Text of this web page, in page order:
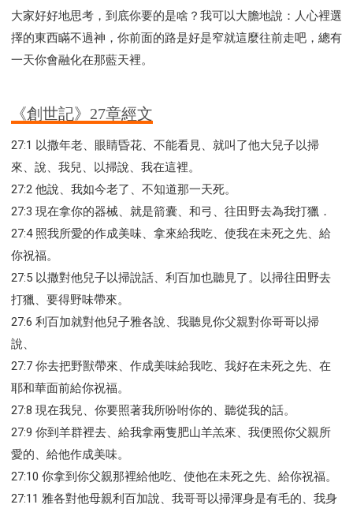
大家好好地思考，到底你要的是啥？我可以大膽地說：人心裡選
擇的東西瞞不過神，你前面的路是好是窄就這麼往前走吧，總有
一天你會融化在那藍天裡。
《創世記》27章經文
27:1 以撒年老、眼睛昏花、不能看見、就叫了他大兒子以掃
來、說、我兒、以掃說、我在這裡。
27:2 他說、我如今老了、不知道那一天死。
27:3 現在拿你的器械、就是箭囊、和弓、往田野去為我打獵．
27:4 照我所愛的作成美味、拿來給我吃、使我在未死之先、給
你祝福。
27:5 以撒對他兒子以掃說話、利百加也聽見了。以掃往田野去
打獵、要得野味帶來。
27:6 利百加就對他兒子雅各說、我聽見你父親對你哥哥以掃
說、
27:7 你去把野獸帶來、作成美味給我吃、我好在未死之先、在
耶和華面前給你祝福。
27:8 現在我兒、你要照著我所吩咐你的、聽從我的話。
27:9 你到羊群裡去、給我拿兩隻肥山羊羔來、我便照你父親所
愛的、給他作成美味。
27:10 你拿到你父親那裡給他吃、使他在未死之先、給你祝福。
27:11 雅各對他母親利百加說、我哥哥以掃渾身是有毛的、我身